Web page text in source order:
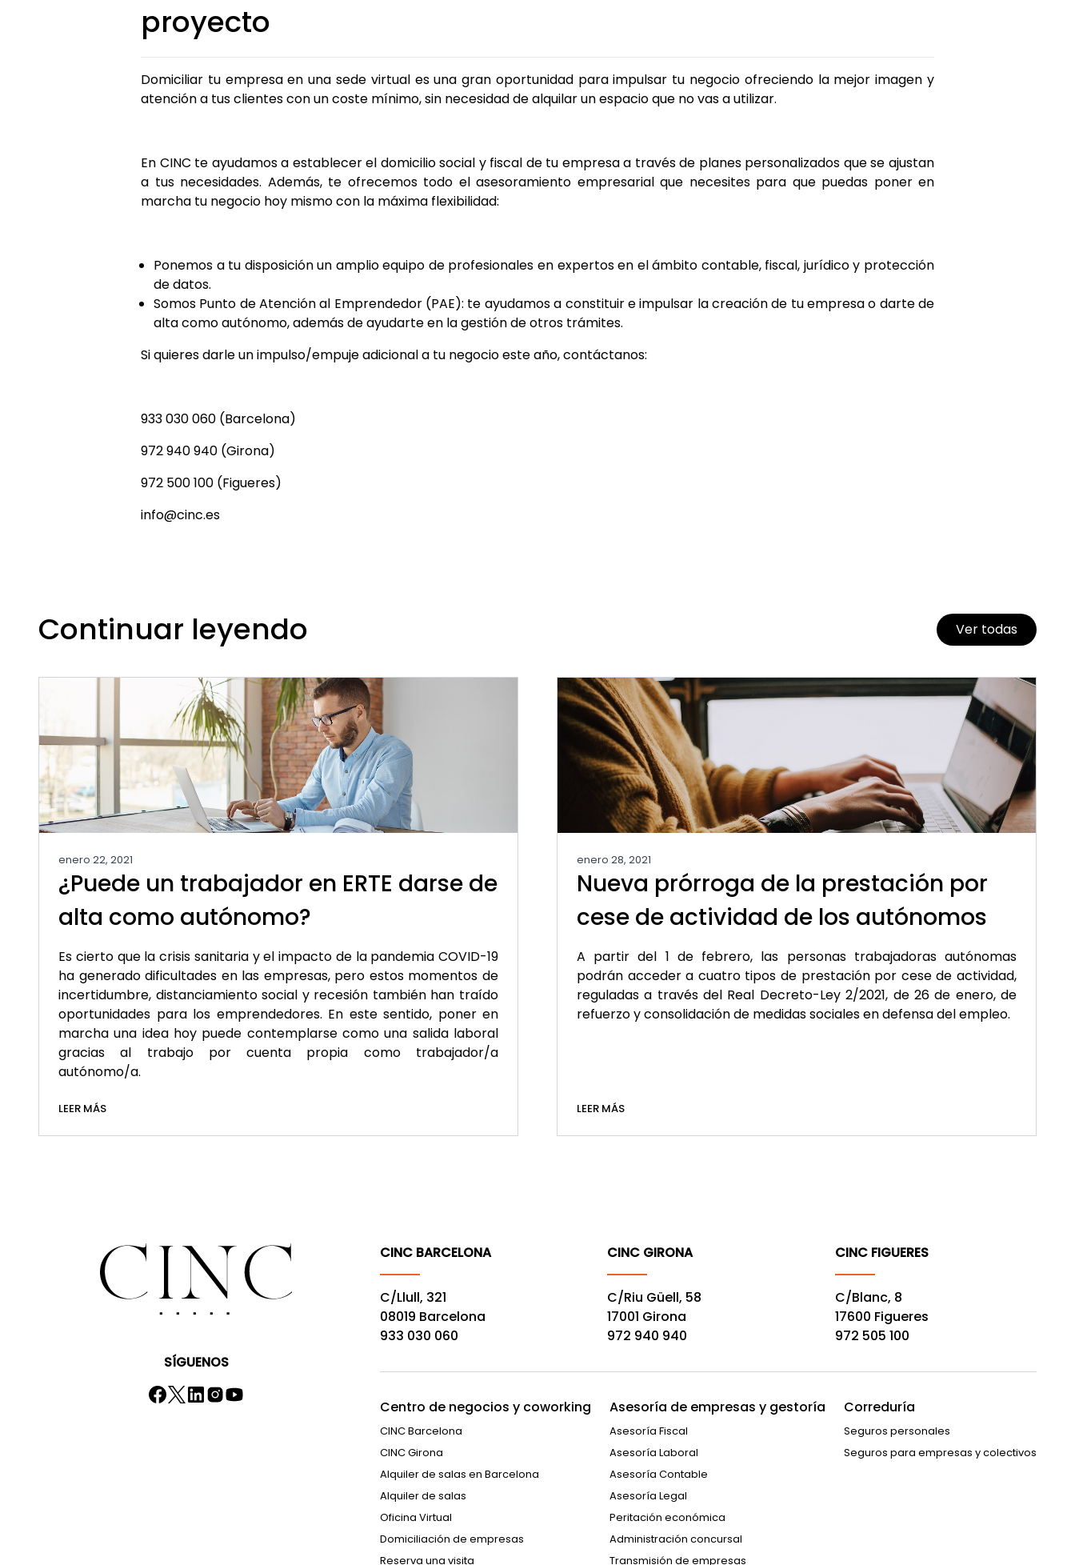
proyecto
Domiciliar tu empresa en una sede virtual es una gran oportunidad para impulsar tu negocio ofreciendo la mejor imagen y
atención a tus clientes con un coste mínimo, sin necesidad de alquilar un espacio que no vas a utilizar.
En CINC te ayudamos a establecer el domicilio social y fiscal de tu empresa a través de planes personalizados que se ajustan
a tus necesidades. Además, te ofrecemos todo el asesoramiento empresarial que necesites para que puedas poner en
marcha tu negocio hoy mismo con la máxima flexibilidad:
Ponemos a tu disposición un amplio equipo de profesionales en expertos en el ámbito contable, fiscal, jurídico y protección
de datos.
Somos Punto de Atención al Emprendedor (PAE): te ayudamos a constituir e impulsar la creación de tu empresa o darte de
alta como autónomo, además de ayudarte en la gestión de otros trámites.
Si quieres darle un impulso/empuje adicional a tu negocio este año, contáctanos:
933 030 060 (Barcelona)
972 940 940 (Girona)
972 500 100 (Figueres)
info@cinc.es
Continuar leyendo Ver todas
enero 22, 2021
¿Puede un trabajador en ERTE darse de
alta como autónomo?
Es cierto que la crisis sanitaria y el impacto de la pandemia COVID-19
ha generado dificultades en las empresas, pero estos momentos de
incertidumbre, distanciamiento social y recesión también han traído
oportunidades para los emprendedores. En este sentido, poner en
marcha una idea hoy puede contemplarse como una salida laboral
gracias al trabajo por cuenta propia como trabajador/a
autónomo/a.
LEER MÁS
enero 28, 2021
Nueva prórroga de la prestación por
cese de actividad de los autónomos
A partir del 1 de febrero, las personas trabajadoras autónomas
podrán acceder a cuatro tipos de prestación por cese de actividad,
reguladas a través del Real Decreto-Ley 2/2021, de 26 de enero, de
refuerzo y consolidación de medidas sociales en defensa del empleo.
LEER MÁS
SÍGUENOS
CINC BARCELONA
C/Llull, 321
08019 Barcelona
933 030 060
CINC GIRONA
C/Riu Güell, 58
17001 Girona
972 940 940
CINC FIGUERES
C/Blanc, 8
17600 Figueres
972 505 100
Centro de negocios y coworking
CINC Barcelona
CINC Girona
Alquiler de salas en Barcelona
Alquiler de salas
Oficina Virtual
Domiciliación de empresas
Reserva una visita
Asesoría de empresas y gestoría
Asesoría Fiscal
Asesoría Laboral
Asesoría Contable
Asesoría Legal
Peritación económica
Administración concursal
Transmisión de empresas
Correduría
Seguros personales
Seguros para empresas y colectivos